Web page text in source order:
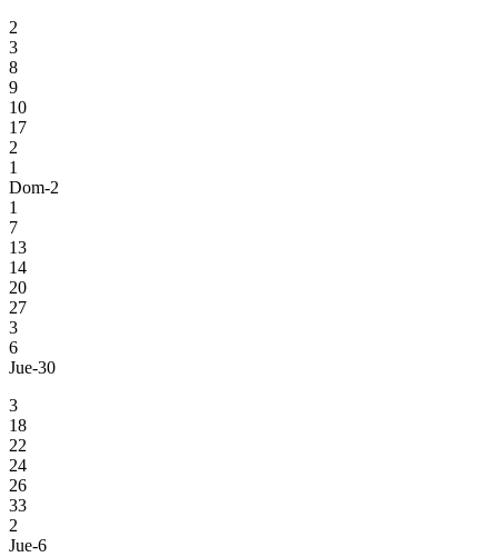
2
3
8
9
10
17
2
1
Dom-2
1
7
13
14
20
27
3
6
Jue-30
3
18
22
24
26
33
2
Jue-6